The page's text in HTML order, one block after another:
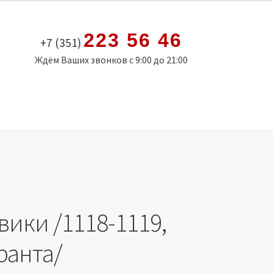
+7 (351) 223 56 46
Ждём Ваших звонков с 9:00 до 21:00
/1118-1119,